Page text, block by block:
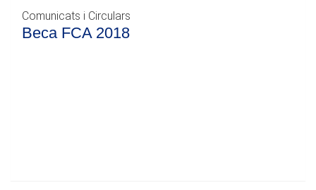
Comunicats i Circulars
Beca FCA 2018